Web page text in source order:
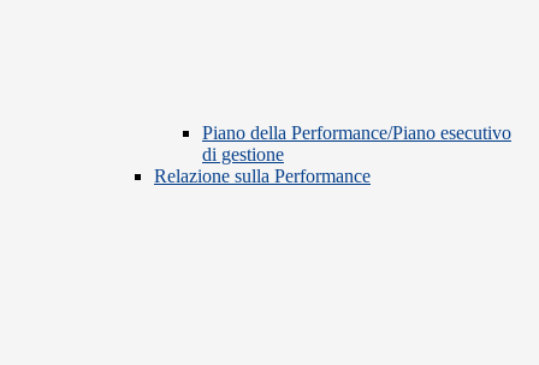
Piano della Performance/Piano esecutivo
di gestione
Relazione sulla Performance